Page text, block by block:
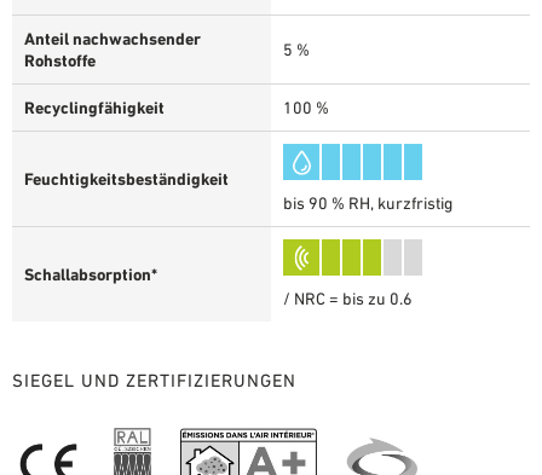
Anteil nachwachsender
Rohstoffe
5 %
Recyclingfähigkeit 100 %
Feuchtigkeitsbeständigkeit
bis 90 % RH, kurzfristig
Schallabsorption*
/ NRC = bis zu 0.6
SIEGEL UND ZERTIFIZIERUNGEN